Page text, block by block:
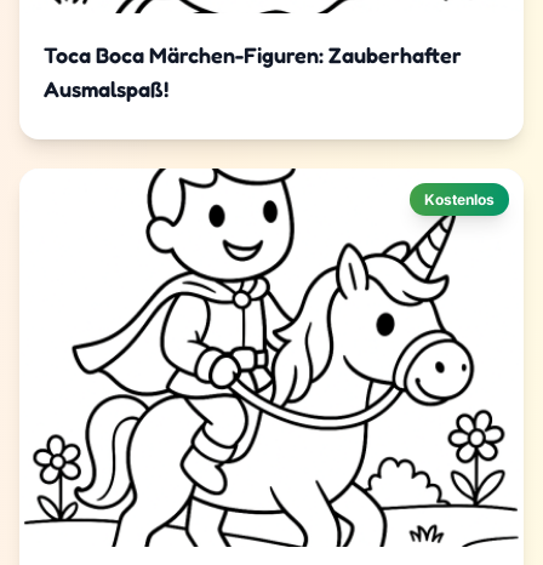
Toca Boca Märchen-Figuren: Zauberhafter
Ausmalspaß!
Kostenlos